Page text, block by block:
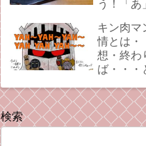
う！「あ
キン肉マ
情とは・
想・終わ
ば・・・
検索